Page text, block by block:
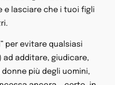
e lasciare che i tuoi figli
per evitare qualsiasi
ad additare, giudicare,
più degli uomini,